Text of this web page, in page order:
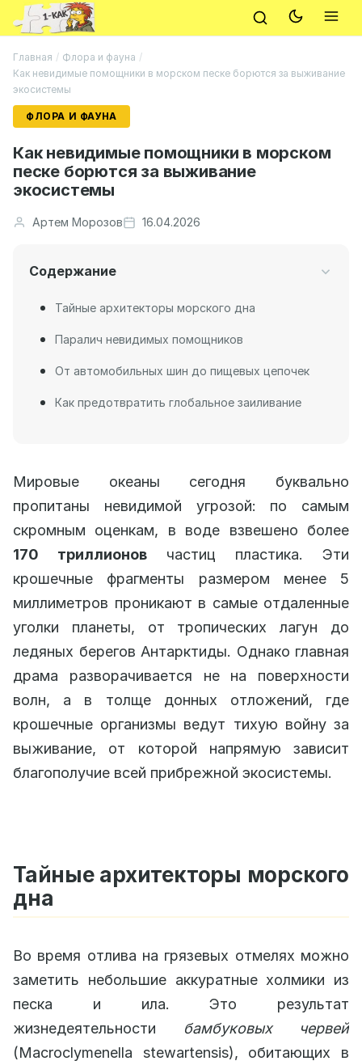
Главная / Флора и фауна /
Как невидимые помощники в морском песке борются за выживание
экосистемы
ФЛОРА И ФАУНА
Как невидимые помощники в морском
песке борются за выживание
экосистемы
Артем Морозов 16.04.2026
Содержание
Тайные архитекторы морского дна
Паралич невидимых помощников
От автомобильных шин до пищевых цепочек
Как предотвратить глобальное заиливание
Мировые океаны сегодня буквально
пропитаны невидимой угрозой: по самым
скромным оценкам, в воде взвешено более
170 триллионов частиц пластика. Эти
крошечные фрагменты размером менее 5
миллиметров проникают в самые отдаленные
уголки планеты, от тропических лагун до
ледяных берегов Антарктиды. Однако главная
драма разворачивается не на поверхности
волн, а в толще донных отложений, где
крошечные организмы ведут тихую войну за
выживание, от которой напрямую зависит
благополучие всей прибрежной экосистемы.
Тайные архитекторы морского
дна
Во время отлива на грязевых отмелях можно
заметить небольшие аккуратные холмики из
песка и ила. Это результат
жизнедеятельности
бамбуковых червей
(Macroclymenella stewartensis), обитающих в